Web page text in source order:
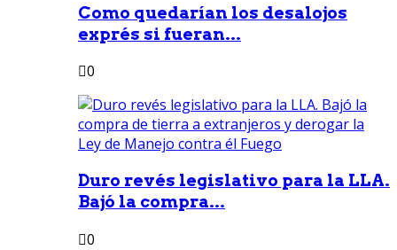
Como quedarían los desalojos
exprés si fueran...
0
Duro revés legislativo para la LLA.
Bajó la compra...
0